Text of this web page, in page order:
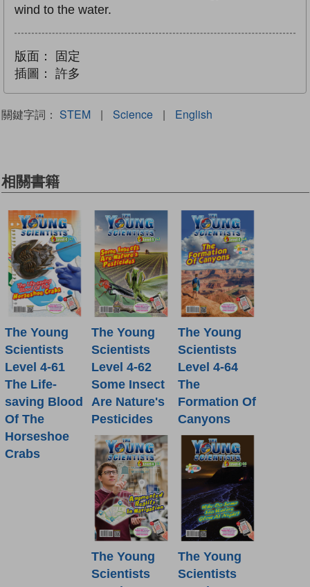
wind to the water.
版面：
固定
插圖：
許多
關鍵字詞： STEM | Science | English
相關書籍
The Young
Scientists
Level 4-61
The Life-
saving Blood
Of The
Horseshoe
Crabs
The Young
Scientists
Level 4-62
Some Insect
Are Nature's
Pesticides
The Young
Scientists
Level 4-64
The
Formation Of
Canyons
The Young
Scientists
The Young
Scientists